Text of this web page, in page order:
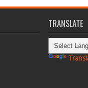
TRANSLATE